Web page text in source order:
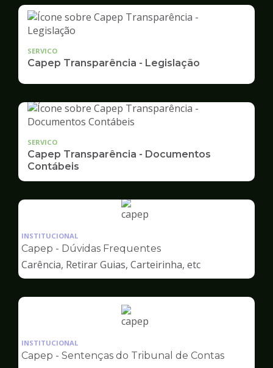
SERVICO
Capep Transparência - Legislação
SERVICO
Capep Transparência - Documentos
Contábeis
Ilustração
pagina
de
Capep
INSTITUCIONAL
Capep - Dúvidas Frequentes
Carência, Retirar Guias, Carteirinha, etc
Ilustração
pagina
INSTITUCIONAL
Capep - Sentenças do Tribunal de Contas